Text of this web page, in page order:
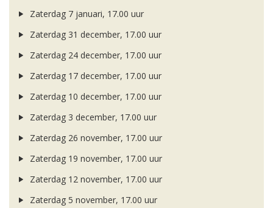
Zaterdag 7 januari, 17.00 uur
Zaterdag 31 december, 17.00 uur
Zaterdag 24 december, 17.00 uur
Zaterdag 17 december, 17.00 uur
Zaterdag 10 december, 17.00 uur
Zaterdag 3 december, 17.00 uur
Zaterdag 26 november, 17.00 uur
Zaterdag 19 november, 17.00 uur
Zaterdag 12 november, 17.00 uur
Zaterdag 5 november, 17.00 uur